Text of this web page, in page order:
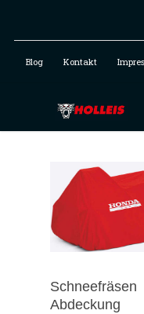
Blog Kontakt
Schneefräsen
Abdeckung